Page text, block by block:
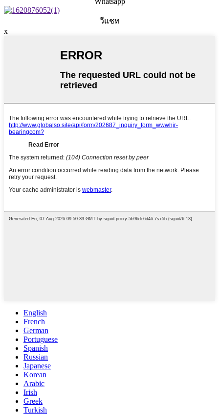
วีแชท
x
English
French
German
Portuguese
Spanish
Russian
Japanese
Korean
Arabic
Irish
Greek
Turkish